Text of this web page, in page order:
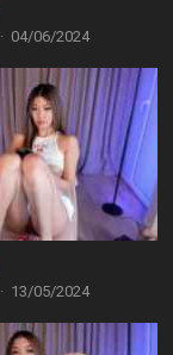
· 04/06/2024
· 13/05/2024